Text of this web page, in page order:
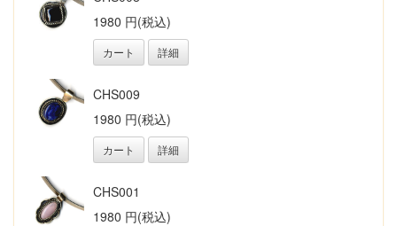
1980 円(税込)
カート 詳細
CHS009
1980 円(税込)
カート 詳細
CHS001
1980 円(税込)